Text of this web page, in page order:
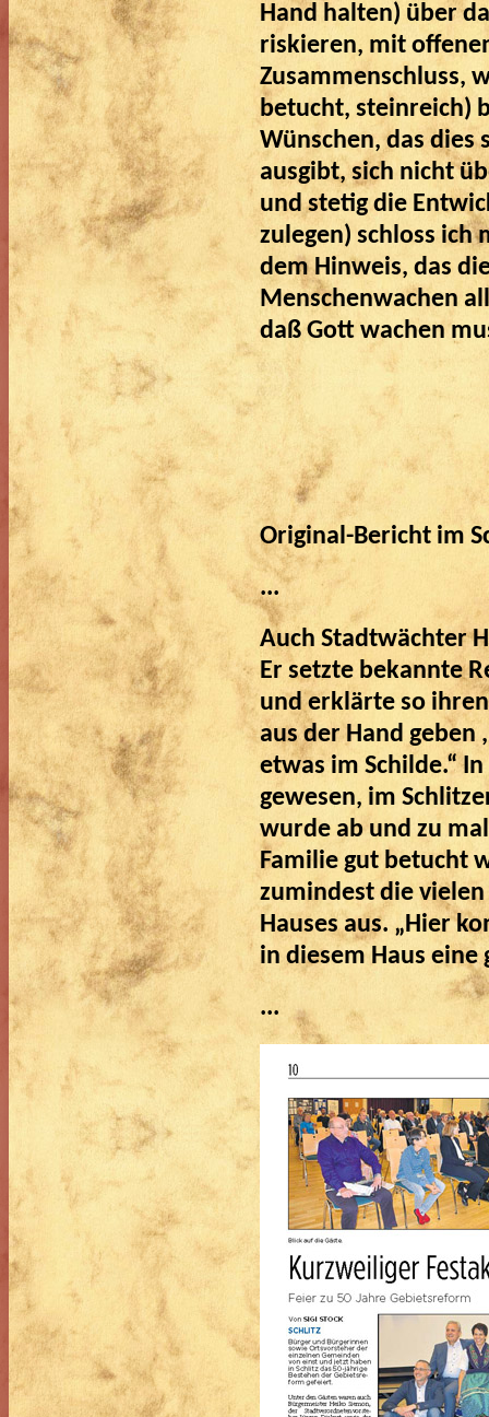
Hand halten) über
riskieren, mit
Zusammenschluss,
betucht, steinreich)
Wünschen, das dies
ausgibt, sich nicht
und stetig die
zulegen) schloss ich
dem Hinweis, das
Menschenwachen
daß Gott wachen
Original-Bericht im
...
Auch Stadtwächter
Er setzte bekannte
und erklärte so
aus der Hand
etwas im Schilde.“
gewesen, im
wurde ab und zu
Familie gut betucht
zumindest die
Hauses aus. „Hier
in diesem Haus
...